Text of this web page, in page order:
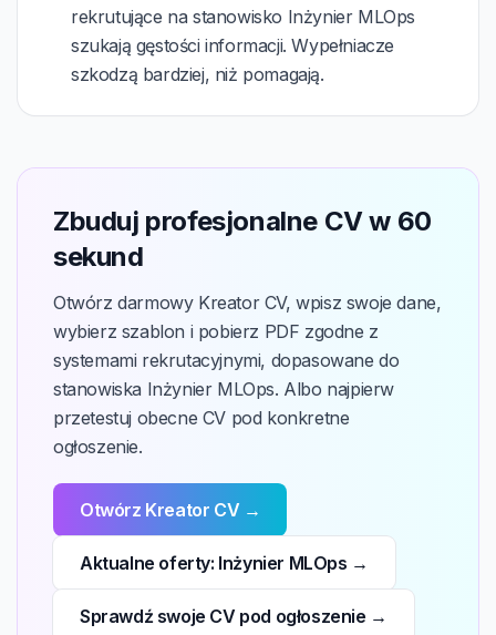
rekrutujące na stanowisko Inżynier MLOps
szukają gęstości informacji. Wypełniacze
szkodzą bardziej, niż pomagają.
Zbuduj profesjonalne CV w 60
sekund
Otwórz darmowy Kreator CV, wpisz swoje dane,
wybierz szablon i pobierz PDF zgodne z
systemami rekrutacyjnymi, dopasowane do
stanowiska Inżynier MLOps. Albo najpierw
przetestuj obecne CV pod konkretne
ogłoszenie.
Otwórz Kreator CV →
Aktualne oferty: Inżynier MLOps →
Sprawdź swoje CV pod ogłoszenie →